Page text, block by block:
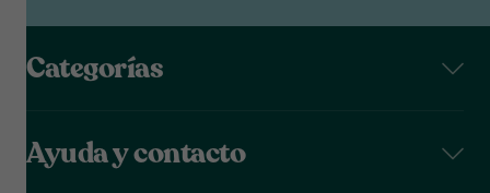
Categorías
Ayuda y contacto